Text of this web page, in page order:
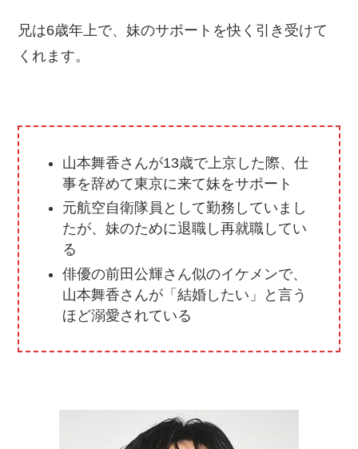
兄は6歳年上で、妹のサポートを快く引き受けて
くれます。
山本舞香さんが13歳で上京した際、仕
事を辞めて東京に来て妹をサポート
元航空自衛隊員として勤務していまし
たが、妹のために退職し再就職してい
る
俳優の前田公輝さん似のイケメンで、
山本舞香さんが「結婚したい」と言う
ほど溺愛されている